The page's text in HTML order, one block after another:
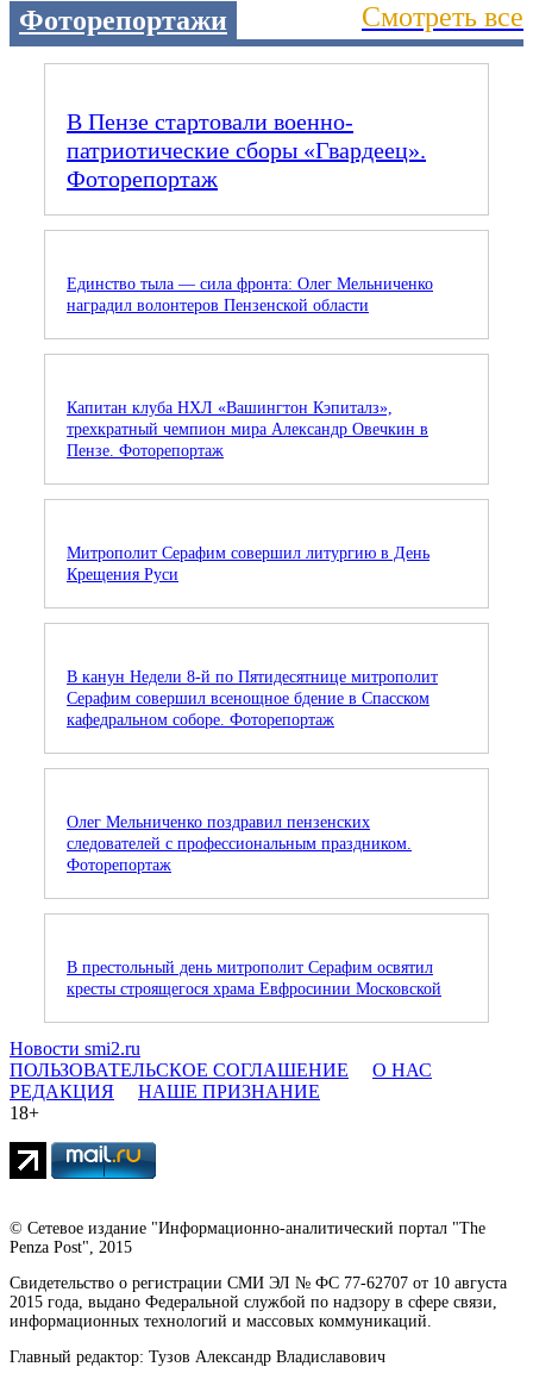
Фоторепортажи Смотреть все
В Пензе стартовали военно-
патриотические сборы «Гвардеец».
Фоторепортаж
Единство тыла — сила фронта: Олег Мельниченко
наградил волонтеров Пензенской области
Капитан клуба НХЛ «Вашингтон Кэпиталз»,
трехкратный чемпион мира Александр Овечкин в
Пензе. Фоторепортаж
Митрополит Серафим совершил литургию в День
Крещения Руси
В канун Недели 8-й по Пятидесятнице митрополит
Серафим совершил всенощное бдение в Спасском
кафедральном соборе. Фоторепортаж
Олег Мельниченко поздравил пензенских
следователей с профессиональным праздником.
Фоторепортаж
В престольный день митрополит Серафим освятил
кресты строящегося храма Евфросинии Московской
Новости smi2.ru
ПОЛЬЗОВАТЕЛЬСКОЕ СОГЛАШЕНИЕ
О НАС
РЕДАКЦИЯ
НАШЕ ПРИЗНАНИЕ
18+
© Сетевое издание "Информационно-аналитический портал "The
Penza Post", 2015
Свидетельство о регистрации СМИ ЭЛ № ФС 77-62707 от 10 августа
2015 года, выдано Федеральной службой по надзору в сфере связи,
информационных технологий и массовых коммуникаций.
Главный редактор: Тузов Александр Владиславович